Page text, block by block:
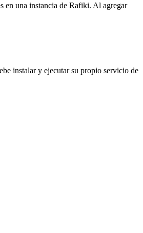
en una instancia de Rafiki. Al agregar
instalar y ejecutar su propio servicio de